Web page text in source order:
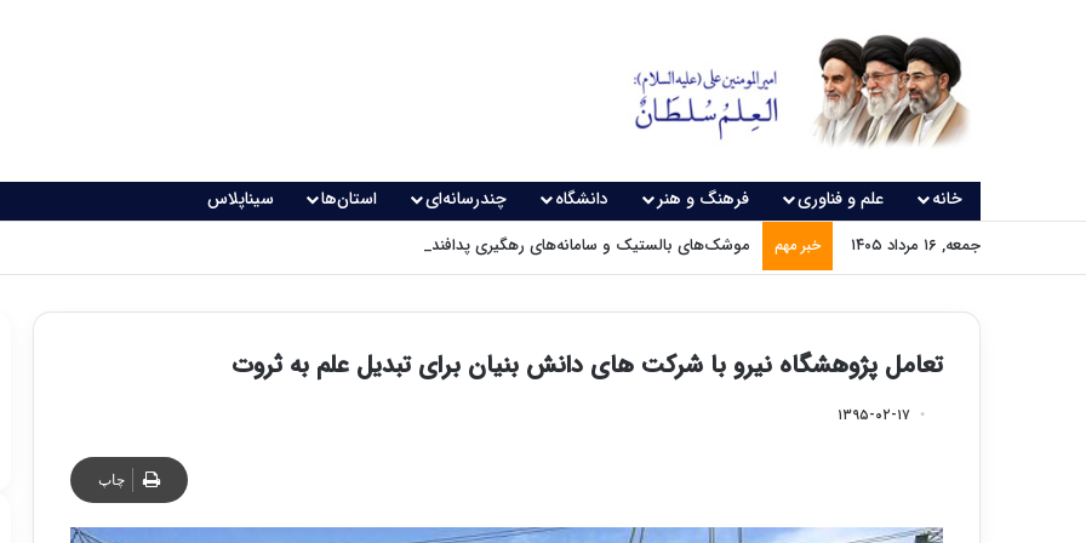
خانه علم و فناوری فرهنگ و هنر دانشگاه چندرسانه‌ای استان‌ها سیناپلاس
جمعه, ۱۶ مرداد ۱۴۰۵ خبر مهم موشک‌های بالستیک و سامانه‌های رهگیری پدافندی چگونه کار می کنند؟
تعامل پژوهشگاه نیرو با شرکت های دانش بنیان برای تبدیل علم به ثروت
۱۳۹۵-۰۲-۱۷
چاپ